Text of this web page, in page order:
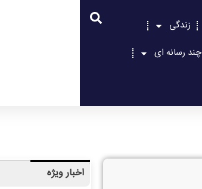
زندگی
چند رسانه ای
اخبار ویژه